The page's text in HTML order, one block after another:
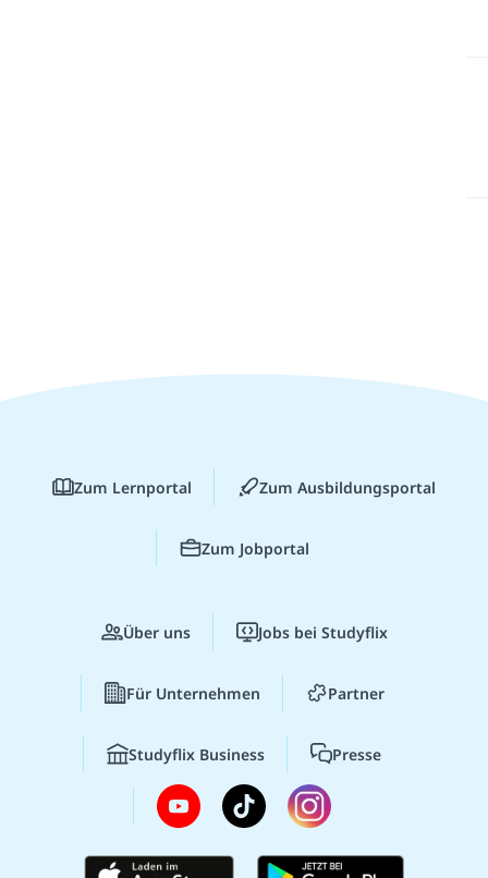
Zum Lernportal Zum Ausbildungsportal
Zum Jobportal
Über uns Jobs bei Studyflix
Für Unternehmen Partner
Studyflix Business Presse